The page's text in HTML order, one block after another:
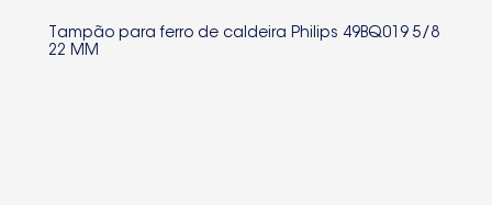
Tampão para ferro de caldeira Philips 49BQ019 5/8
22 MM